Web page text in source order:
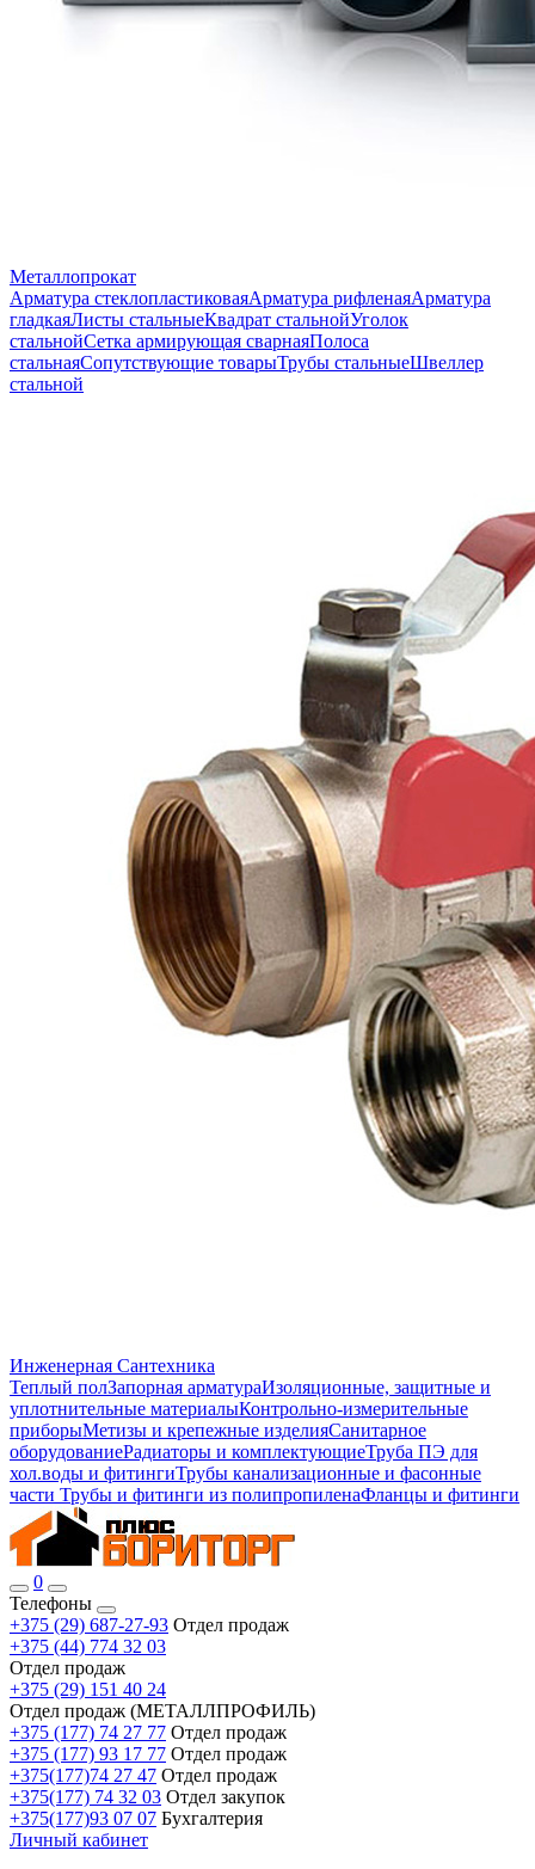
Металлопрокат
Арматура стеклопластиковаяАрматура рифленаяАрматура
гладкаяЛисты стальныеКвадрат стальнойУголок
стальнойСетка армирующая сварнаяПолоса
стальнаяСопутствующие товарыТрубы стальныеШвеллер
стальной
Инженерная Сантехника
Теплый полЗапорная арматураИзоляционные, защитные и
уплотнительные материалыКонтрольно-измерительные
приборыМетизы и крепежные изделияСанитарное
оборудованиеРадиаторы и комплектующиеТруба ПЭ для
хол.воды и фитингиТрубы канализационные и фасонные
части Трубы и фитинги из полипропиленаФланцы и фитинги
0
Телефоны
+375 (29) 687-27-93 Отдел продаж
+375 (44) 774 32 03
Отдел продаж
+375 (29) 151 40 24
Отдел продаж (МЕТАЛЛПРОФИЛЬ)
+375 (177) 74 27 77 Отдел продаж
+375 (177) 93 17 77 Отдел продаж
+375(177)74 27 47 Отдел продаж
+375(177) 74 32 03 Отдел закупок
+375(177)93 07 07 Бухгалтерия
Личный кабинет